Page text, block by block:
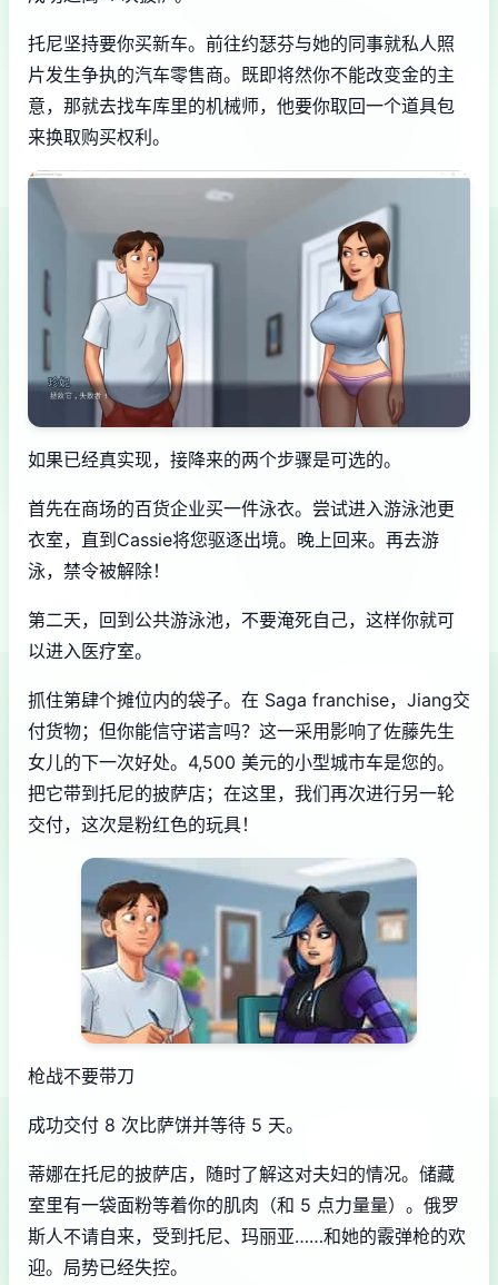
托尼坚持要你买新车。前往约瑟芬与她的同事就私人照
片发生争执的汽车零售商。既即将然你不能改变金的主
意，那就去找车库里的机械师，他要你取回一个道具包
来换取购买权利。
如果已经真实现，接降来的两个步骤是可选的。
首先在商场的百货企业买一件泳衣。尝试进入游泳池更
衣室，直到Cassie将您驱逐出境。晚上回来。再去游
泳，禁令被解除！
第二天，回到公共游泳池，不要淹死自己，这样你就可
以进入医疗室。
抓住第肆个摊位内的袋子。在 Saga franchise，Jiang交
付货物；但你能信守诺言吗？这一采用影响了佐藤先生
女儿的下一次好处。4,500 美元的小型城市车是您的。
把它带到托尼的披萨店；在这里，我们再次进行另一轮
交付，这次是粉红色的玩具！
枪战不要带刀
成功交付 8 次比萨饼并等待 5 天。
蒂娜在托尼的披萨店，随时了解这对夫妇的情况。储藏
室里有一袋面粉等着你的肌肉（和 5 点力量量）。俄罗
斯人不请自来，受到托尼、玛丽亚……和她的霰弹枪的欢
迎。局势已经失控。